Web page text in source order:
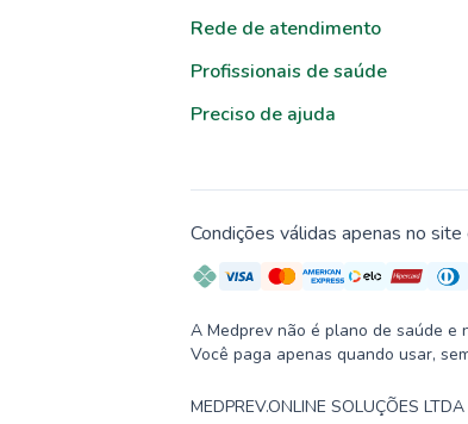
Rede de atendimento
Profissionais de saúde
Preciso de ajuda
Condições válidas apenas no
A Medprev não é plano de saúde e
Você paga apenas quando usar,
MEDPREV.ONLINE SOLUÇÕES